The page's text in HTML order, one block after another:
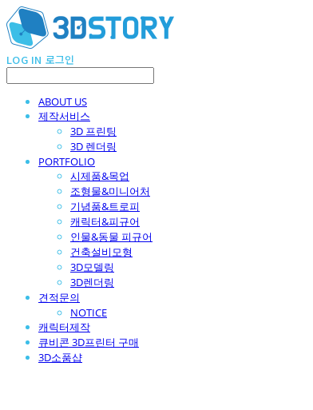
LOG IN 로그인
ABOUT US
제작서비스
3D 프린팅
3D 렌더링
PORTFOLIO
시제품&목업
조형물&미니어처
기념품&트로피
캐릭터&피규어
인물&동물 피규어
건축설비모형
3D모델링
3D렌더링
견적문의
NOTICE
캐릭터제작
큐비콘 3D프린터 구매
3D소품샵